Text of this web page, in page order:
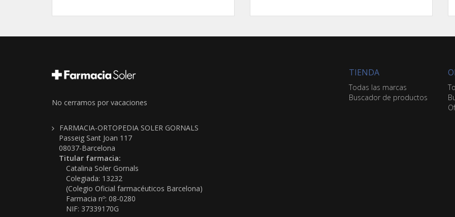
No cerramos por vacaciones
FARMACIA-ORTOPEDIA SOLER GORNALS
Passeig Sant Joan 117
08037-Barcelona
Titular farmacia:
Catalina Soler Gornals
Colegiada: 13232
(Colegio Oficial farmacéuticos Barcelona)
Farmacia nº: 08-0280
NIF: 37339170G
TIENDA
Todas las marcas
Buscador de productos